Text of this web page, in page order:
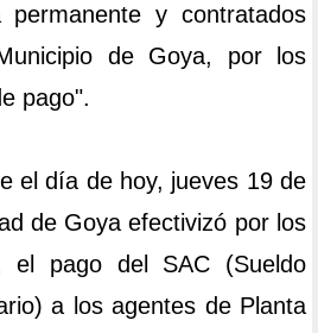
permanente y contratados
de Goya, por los
pago".
el día de hoy, jueves 19 de
de Goya efectivizó por los
el pago del SAC (Sueldo
a los agentes de Planta